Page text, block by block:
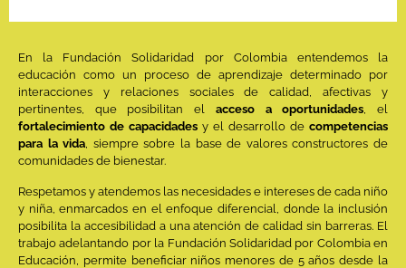
En la Fundación Solidaridad por Colombia entendemos la
educación como un proceso de aprendizaje determinado por
interacciones y relaciones sociales de calidad, afectivas y
pertinentes, que posibilitan el acceso a oportunidades, el
fortalecimiento de capacidades y el desarrollo de competencias
para la vida, siempre sobre la base de valores constructores de
comunidades de bienestar.
Respetamos y atendemos las necesidades e intereses de cada niño
y niña, enmarcados en el enfoque diferencial, donde la inclusión
posibilita la accesibilidad a una atención de calidad sin barreras. El
trabajo adelantando por la Fundación Solidaridad por Colombia en
Educación, permite beneficiar niños menores de 5 años desde la